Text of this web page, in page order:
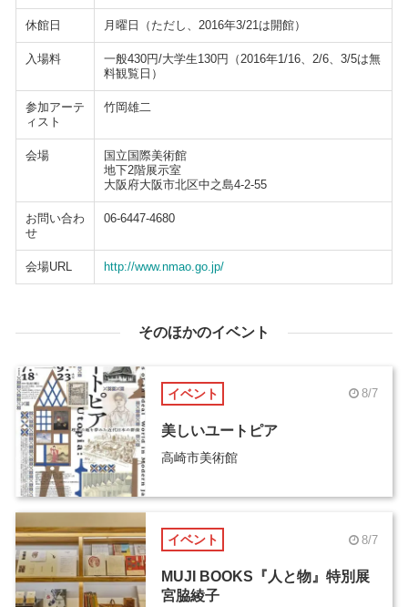
休館日 月曜日（ただし、2016年3/21は開館）
入場料
一般430円/大学生130円（2016年1/16、2/6、3/5は無
料観覧日）
参加アーテ
ィスト
竹岡雄二
会場
国立国際美術館
地下2階展示室
大阪府大阪市北区中之島4-2-55
お問い合わ
せ
06-6447-4680
会場URL http://www.nmao.go.jp/
そのほかのイベント
イベント 8/7
美しいユートピア
高崎市美術館
イベント 8/7
MUJI BOOKS『人と物』特別展
宮脇綾子